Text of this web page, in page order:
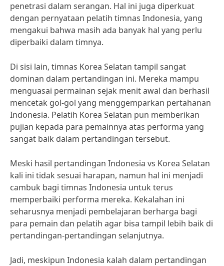
penetrasi dalam serangan. Hal ini juga diperkuat
dengan pernyataan pelatih timnas Indonesia, yang
mengakui bahwa masih ada banyak hal yang perlu
diperbaiki dalam timnya.
Di sisi lain, timnas Korea Selatan tampil sangat
dominan dalam pertandingan ini. Mereka mampu
menguasai permainan sejak menit awal dan berhasil
mencetak gol-gol yang menggemparkan pertahanan
Indonesia. Pelatih Korea Selatan pun memberikan
pujian kepada para pemainnya atas performa yang
sangat baik dalam pertandingan tersebut.
Meski hasil pertandingan Indonesia vs Korea Selatan
kali ini tidak sesuai harapan, namun hal ini menjadi
cambuk bagi timnas Indonesia untuk terus
memperbaiki performa mereka. Kekalahan ini
seharusnya menjadi pembelajaran berharga bagi
para pemain dan pelatih agar bisa tampil lebih baik di
pertandingan-pertandingan selanjutnya.
Jadi, meskipun Indonesia kalah dalam pertandingan